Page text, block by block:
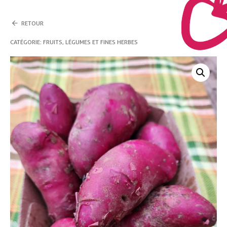
RETOUR
CATÉGORIE :FRUITS, LÉGUMES ET FINES HERBES